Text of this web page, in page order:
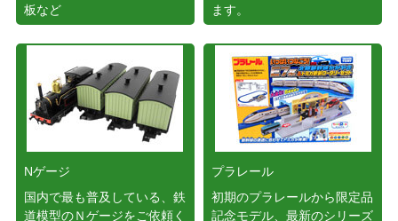
板など
ます。
Nゲージ
国内で最も普及している、鉄
道模型のＮゲージをご依頼く
プラレール
初期のプラレールから限定品
記念モデル、最新のシリーズ